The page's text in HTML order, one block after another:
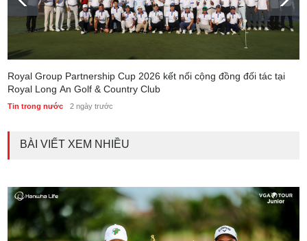
Royal Group Partnership Cup 2026 kết nối cộng đồng đối tác tại
Royal Long An Golf & Country Club
Tin trong nước 2 ngày trước
BÀI VIẾT XEM NHIỀU